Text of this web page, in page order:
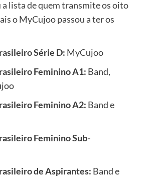
a lista de quem transmite os oito
o MyCujoo passou a ter os
Série D: MyCujoo
Feminino A1: Band,
Feminino A2: Band e
Feminino Sub-
de Aspirantes: Band e